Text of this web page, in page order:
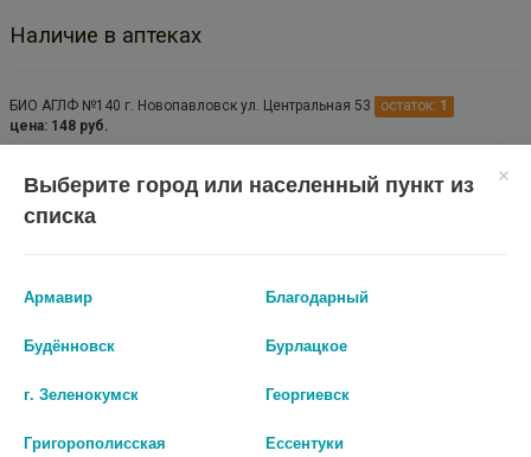
Наличие в аптеках
БИО АГЛФ №140 г. Новопавловск ул. Центральная 53 остаток: 1
цена: 148 руб.
Выберите город или населенный пункт из
списка
Армавир Благодарный
Будённовск Бурлацкое
г. Зеленокумск Георгиевск
Григорополисская Ессентуки